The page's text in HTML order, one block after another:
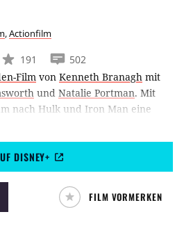
,Actionfilm
191
502
Film von Kenneth Branagh mit
und Natalie Portman. Mit
nach Hulk und Iron Man eine
ihren ersten Solo-Auftritt. Kenneth
Chris Hemsworth als
DISNEY+
FILM VORMERKEN